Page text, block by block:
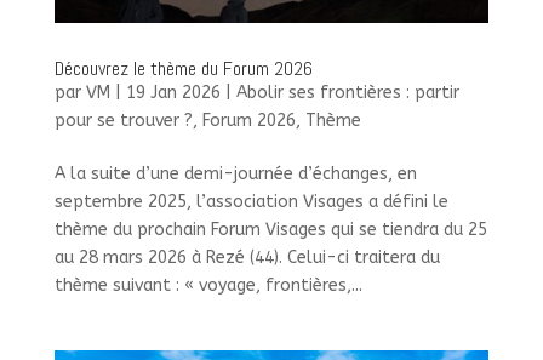
Découvrez le thème du Forum 2026
par VM 19 Jan 2026
Abolir ses frontières : partir
pour se trouver ?, Forum 2026, Thème
A la suite d’une demi-journée d’échanges, en
septembre 2025, l’association Visages a défini le
thème du prochain Forum Visages qui se tiendra du 25
au 28 mars 2026 à Rezé (44). Celui-ci traitera du
thème suivant : « voyage, frontières,...